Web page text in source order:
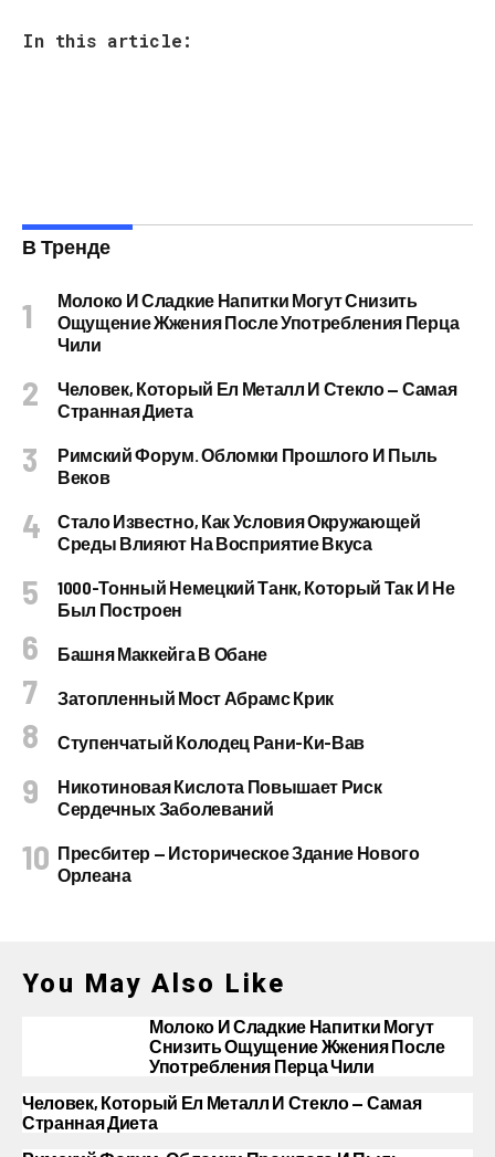
In this article:
В Тренде
Молоко И Сладкие Напитки Могут Снизить
Ощущение Жжения После Употребления Перца
Чили
Человек, Который Ел Металл И Стекло — Самая
Странная Диета
Римский Форум. Обломки Прошлого И Пыль
Веков
Стало Известно, Как Условия Окружающей
Среды Влияют На Восприятие Вкуса
1000-Тонный Немецкий Танк, Который Так И Не
Был Построен
Башня Маккейга В Обане
Затопленный Мост Абрамс Крик
Ступенчатый Колодец Рани-Ки-Вав
Никотиновая Кислота Повышает Риск
Сердечных Заболеваний
Пресбитер — Историческое Здание Нового
Орлеана
You May Also Like
Молоко И Сладкие Напитки Могут
Снизить Ощущение Жжения После
Употребления Перца Чили
Человек, Который Ел Металл И Стекло — Самая
Странная Диета